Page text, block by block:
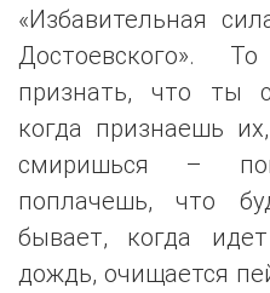
«Избавительная
Достоевского».
признать, что ты
когда признаешь
смиришься –
поплачешь, что
бывает, когда
дождь, очищается